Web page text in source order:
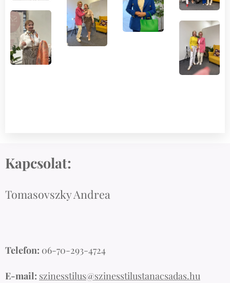
Kapcsolat:
Tomasovszky Andrea
Telefon: 06-70-293-4724
E-mail: szinesstilus@szinesstilustanacsadas.hu